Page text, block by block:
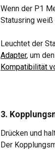
Wenn der P1
Statusring weiß
Leuchtet der
Adapter, um
Kompatibilität
3.
Drücken und
Der